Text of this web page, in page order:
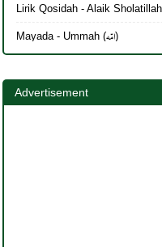
Mayada - Ummah (امّه)
Advertisement